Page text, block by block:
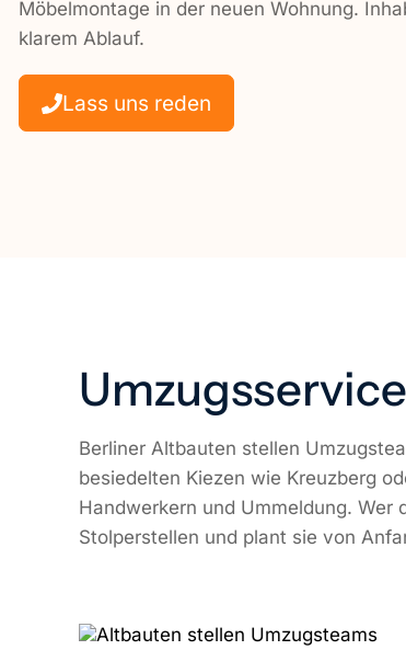
Möbelmontage in der neuen Wohnung.
klarem Ablauf.
Lass uns reden
Berliner Altbauten stellen
besiedelten Kiezen wie Kreuzberg
Handwerkern und Ummeldung.
Stolperstellen und plant sie von
Seniorenumzug
Berlin
Umzugshelfer Berlin